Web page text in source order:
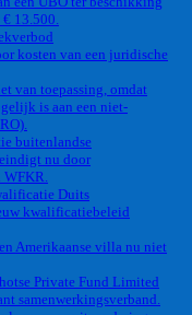
13.500.
kosten van een juridische
van toepassing, omdat
is aan een niet-
buitenlandse
nu door
Duits
kwalificatiebeleid
Amerikaanse villa nu niet
Private Fund Limited
samenwerkingsverband.